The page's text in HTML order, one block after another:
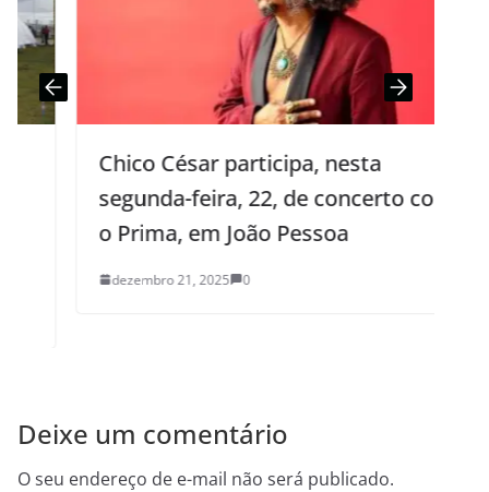
Chico César participa, nesta
segunda-feira, 22, de concerto com
o Prima, em João Pessoa
dezembro 21, 2025 0
Deixe um comentário
O seu endereço de e-mail não será publicado.